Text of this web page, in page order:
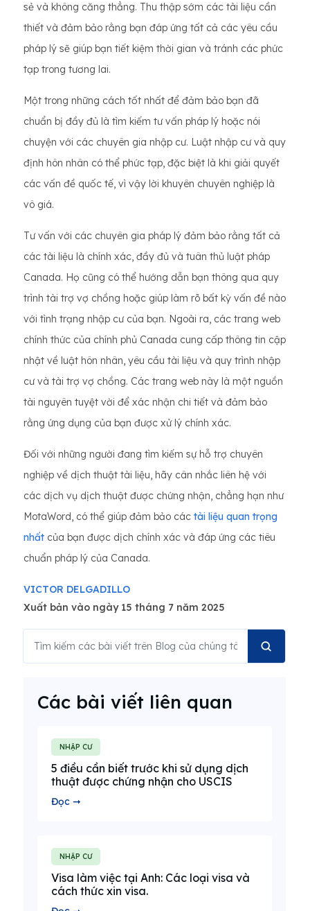
sẻ và không căng thẳng. Thu thập sớm các tài liệu cần
thiết và đảm bảo rằng bạn đáp ứng tất cả các yêu cầu
pháp lý sẽ giúp bạn tiết kiệm thời gian và tránh các phức
tạp trong tương lai.
Một trong những cách tốt nhất để đảm bảo bạn đã
chuẩn bị đầy đủ là tìm kiếm tư vấn pháp lý hoặc nói
chuyện với các chuyên gia nhập cư. Luật nhập cư và quy
định hôn nhân có thể phức tạp, đặc biệt là khi giải quyết
các vấn đề quốc tế, vì vậy lời khuyên chuyên nghiệp là
vô giá.
Tư vấn với các chuyên gia pháp lý đảm bảo rằng tất cả
các tài liệu là chính xác, đầy đủ và tuân thủ luật pháp
Canada. Họ cũng có thể hướng dẫn bạn thông qua quy
trình tài trợ vợ chồng hoặc giúp làm rõ bất kỳ vấn đề nào
với tình trạng nhập cư của bạn. Ngoài ra, các trang web
chính thức của chính phủ Canada cung cấp thông tin cập
nhật về luật hôn nhân, yêu cầu tài liệu và quy trình nhập
cư và tài trợ vợ chồng. Các trang web này là một nguồn
tài nguyên tuyệt vời để xác nhận chi tiết và đảm bảo
rằng ứng dụng của bạn được xử lý chính xác.
Đối với những người đang tìm kiếm sự hỗ trợ chuyên
nghiệp về dịch thuật tài liệu, hãy cân nhắc liên hệ với
các dịch vụ dịch thuật được chứng nhận, chẳng hạn như
MotaWord, có thể giúp đảm bảo các tài liệu quan trọng
nhất của bạn được dịch chính xác và đáp ứng các tiêu
chuẩn pháp lý của Canada.
VICTOR DELGADILLO
Xuất bản vào ngày 15 tháng 7 năm 2025
Các bài viết liên quan
NHẬP CƯ
5 điều cần biết trước khi sử dụng dịch
thuật được chứng nhận cho USCIS
Đọc ➞
NHẬP CƯ
Visa làm việc tại Anh: Các loại visa và
cách thức xin visa.